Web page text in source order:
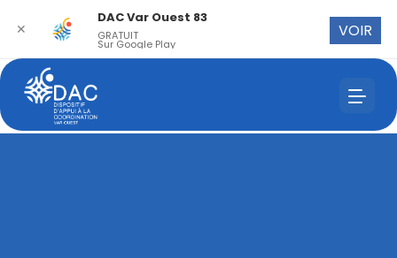
✕
DAC Var Ouest 83
GRATUIT
Sur Google Play
VOIR